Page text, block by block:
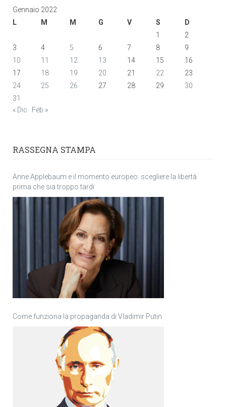
Gennaio 2022
L
M M G V S
D
1
2
3
4 5 6 7 8
9
10
11 12 13 14 15
16
17
18 19 20 21 22
23
24
25 26 27 28 29
30
31
« Dic
Feb »
RASSEGNA STAMPA
Anne Applebaum e il momento europeo: scegliere la libertà
prima che sia troppo tardi
Come funziona la propaganda di Vladimir Putin